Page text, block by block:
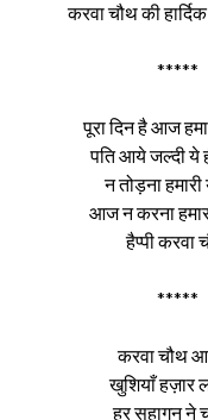
करवा चौथ की
*****
पूरा दिन है आज
पति आये जल्दी ये
न तोड़ना
आज न करना
हैप्पी करवा
*****
करवा चौथ
खुशियाँ हज़ार
हर सुहागन ने